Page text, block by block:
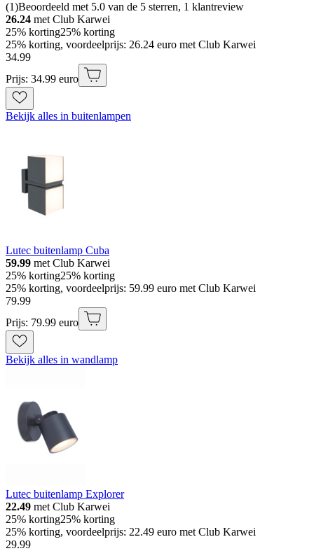
(1)Beoordeeld met 5.0 van de 5 sterren, 1 klantreview
26.24 met Club Karwei
25% korting25% korting
25% korting, voordeelprijs: 26.24 euro met Club Karwei
34.99
Prijs: 34.99 euro
Bekijk alles in buitenlampen
Lutec buitenlamp Cuba
59.99 met Club Karwei
25% korting25% korting
25% korting, voordeelprijs: 59.99 euro met Club Karwei
79.99
Prijs: 79.99 euro
Bekijk alles in wandlamp
Lutec buitenlamp Explorer
22.49 met Club Karwei
25% korting25% korting
25% korting, voordeelprijs: 22.49 euro met Club Karwei
29.99